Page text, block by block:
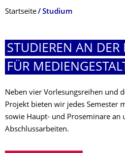
Breadcrumb-Menü
Startseite Studium
STUDIEREN AN DER
FÜR
Neben vier Vorlesungsreihen und
Projekt bieten wir jedes Semester
sowie Haupt- und Proseminare an
Abschlussarbeiten.